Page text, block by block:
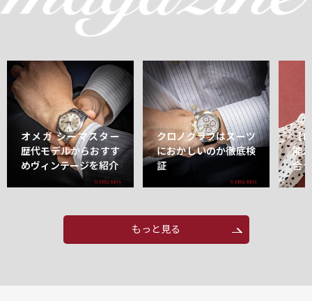
オメガ シーマスター
歴代モデルからおすす
めヴィンテージを紹介
クロノグラフはスーツ
におかしいのか徹底検
証
【
能
合
もっと見る